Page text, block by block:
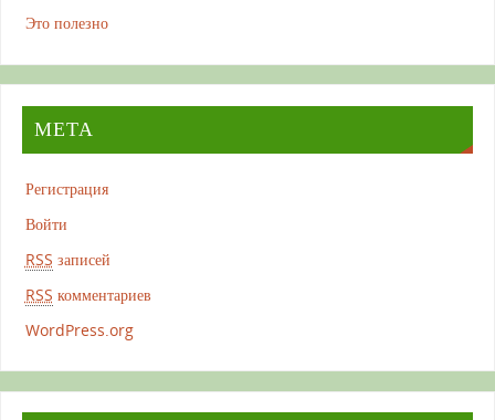
Это полезно
МЕТА
Регистрация
Войти
RSS записей
RSS комментариев
WordPress.org